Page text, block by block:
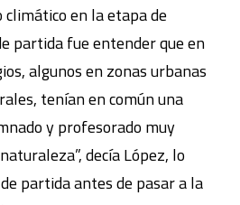
en la etapa de
partida fue entender que en
algunos en zonas urbanas
tenían en común una
y profesorado muy
decía López, lo
partida antes de pasar a la